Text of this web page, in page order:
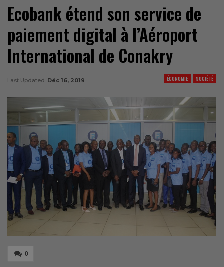
Ecobank étend son service de
paiement digital à l’Aéroport
International de Conakry
ÉCONOMIE SOCIÉTÉ
Last Updated Déc 16, 2019
0